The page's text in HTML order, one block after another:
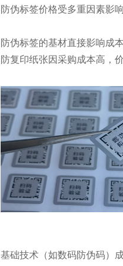
防伪标签价格受多重因素影
防伪标签的基材直接影响成
防复印纸张因采购成本高，
基础技术（如数码防伪码）